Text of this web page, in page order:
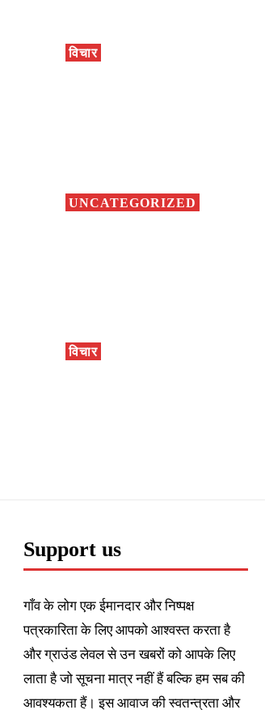
विचार
UNCATEGORIZED
विचार
Support us
गाँव के लोग एक ईमानदार और निष्पक्ष
पत्रकारिता के लिए आपको आश्वस्त करता है
और ग्राउंड लेवल से उन खबरों को आपके लिए
लाता है जो सूचना मात्र नहीं हैं बल्कि हम सब की
आवश्यकता हैं। इस आवाज की स्वतन्त्रता और